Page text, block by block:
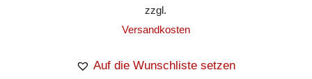
zzgl.
Versandkosten
Auf die Wunschliste setzen